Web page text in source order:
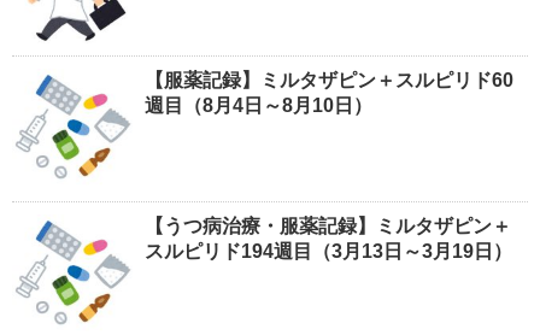
【服薬記録】ミルタザピン＋スルピリド60
週目（8月4日～8月10日）
【うつ病治療・服薬記録】ミルタザピン＋
スルピリド194週目（3月13日～3月19日）